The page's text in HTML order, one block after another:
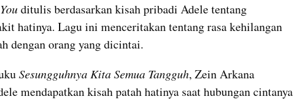
ditulis berdasarkan kisah pribadi Adele tentang
hatinya. Lagu ini menceritakan tentang rasa kehilangan
dengan orang yang dicintai.
Sesungguhnya Kita Semua Tangguh, Zein Arkana
mendapatkan kisah patah hatinya saat hubungan cintanya